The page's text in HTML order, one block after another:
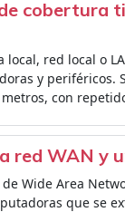
cobertura
local, red local o
y periféricos.
con
red WAN y
Wide Area
que se